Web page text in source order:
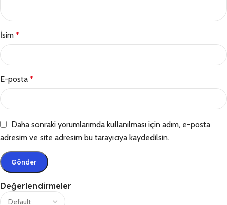
Değerlendirmeler
İsim *
E-posta *
Daha sonraki yorumlarımda kullanılması için adım, e-posta
adresim ve site adresim bu tarayıcıya kaydedilsin.